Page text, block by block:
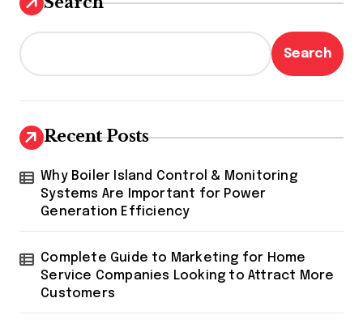
Search
Recent Posts
Why Boiler Island Control & Monitoring
Systems Are Important for Power
Generation Efficiency
Complete Guide to Marketing for Home
Service Companies Looking to Attract More
Customers